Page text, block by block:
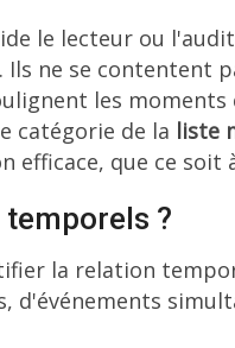
le lecteur ou
ne se contentent
les
catégorie de la liste
efficace, que ce soit
?
la relation
d'événements